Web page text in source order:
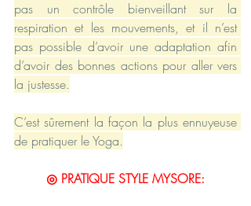
pas un contrôle bienveillant sur la
respiration et les mouvements, et il n’est
pas possible d’avoir une adaptation afin
d’avoir des bonnes actions pour aller vers
la justesse.
C’est sûrement la façon la plus ennuyeuse
de pratiquer le Yoga.
◎ PRATIQUE STYLE MYSORE: